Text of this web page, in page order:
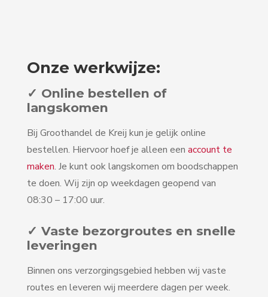
Onze werkwijze:
✓ Online bestellen of
langskomen
Bij Groothandel de Kreij kun je gelijk online
bestellen. Hiervoor hoef je alleen een account te
maken. Je kunt ook langskomen om boodschappen
te doen. Wij zijn op weekdagen geopend van
08:30 – 17:00 uur.
✓ Vaste bezorgroutes en snelle
leveringen
Binnen ons verzorgingsgebied hebben wij vaste
routes en leveren wij meerdere dagen per week.